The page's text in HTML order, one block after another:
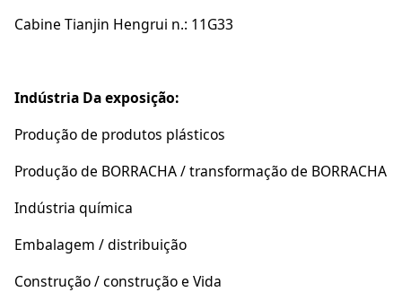
Cabine Tianjin Hengrui n.: 11G33
Indústria Da exposição:
Produção de produtos plásticos
Produção de BORRACHA / transformação de BORRACHA
Indústria química
Embalagem / distribuição
Construção / construção e Vida